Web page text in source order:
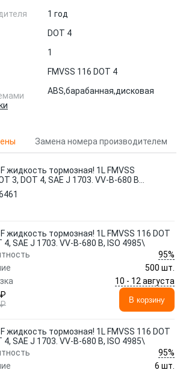
1 год
DOT 4
1
FMVSS 116 DOT 4
ABS,барабанная,дисковая
Замена номера производителем
жидкость тормозная! 1L FMVSS
3, DOT 4, SAE J 1703. VV-B-680 B,
жидкость тормозная! 1L FMVSS 116 DOT
4, SAE J 1703. VV-B-680 B, ISO 4985\
95%
500 шт.
10 - 12 августа
В корзину
жидкость тормозная! 1L FMVSS 116 DOT
4, SAE J 1703. VV-B-680 B, ISO 4985\
95%
6 шт.